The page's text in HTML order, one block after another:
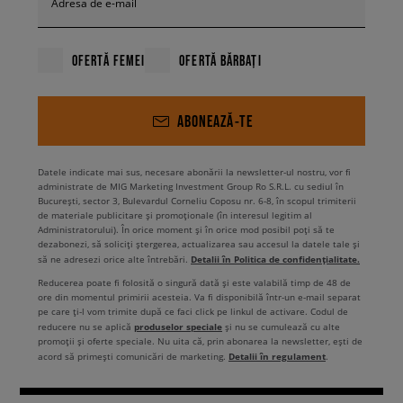
OFERTĂ FEMEI OFERTĂ BĂRBAȚI
ABONEAZĂ-TE
Datele indicate mai sus, necesare abonării la newsletter-ul nostru, vor fi
administrate de MIG Marketing Investment Group Ro S.R.L. cu sediul în
București, sector 3, Bulevardul Corneliu Coposu nr. 6-8, în scopul trimiterii
de materiale publicitare și promoționale (în interesul legitim al
Administratorului). În orice moment și în orice mod posibil poți să te
dezabonezi, să soliciți ștergerea, actualizarea sau accesul la datele tale și
să ne adresezi orice alte întrebări. Detalii în Politica de confidențialitate.
Reducerea poate fi folosită o singură dată și este valabilă timp de 48 de
ore din momentul primirii acesteia. Va fi disponibilă într-un e-mail separat
pe care ți-l vom trimite după ce faci click pe linkul de activare. Codul de
reducere nu se aplică produselor speciale și nu se cumulează cu alte
promoții și oferte speciale. Nu uita că, prin abonarea la newsletter, ești de
acord să primești comunicări de marketing. Detalii în regulament.